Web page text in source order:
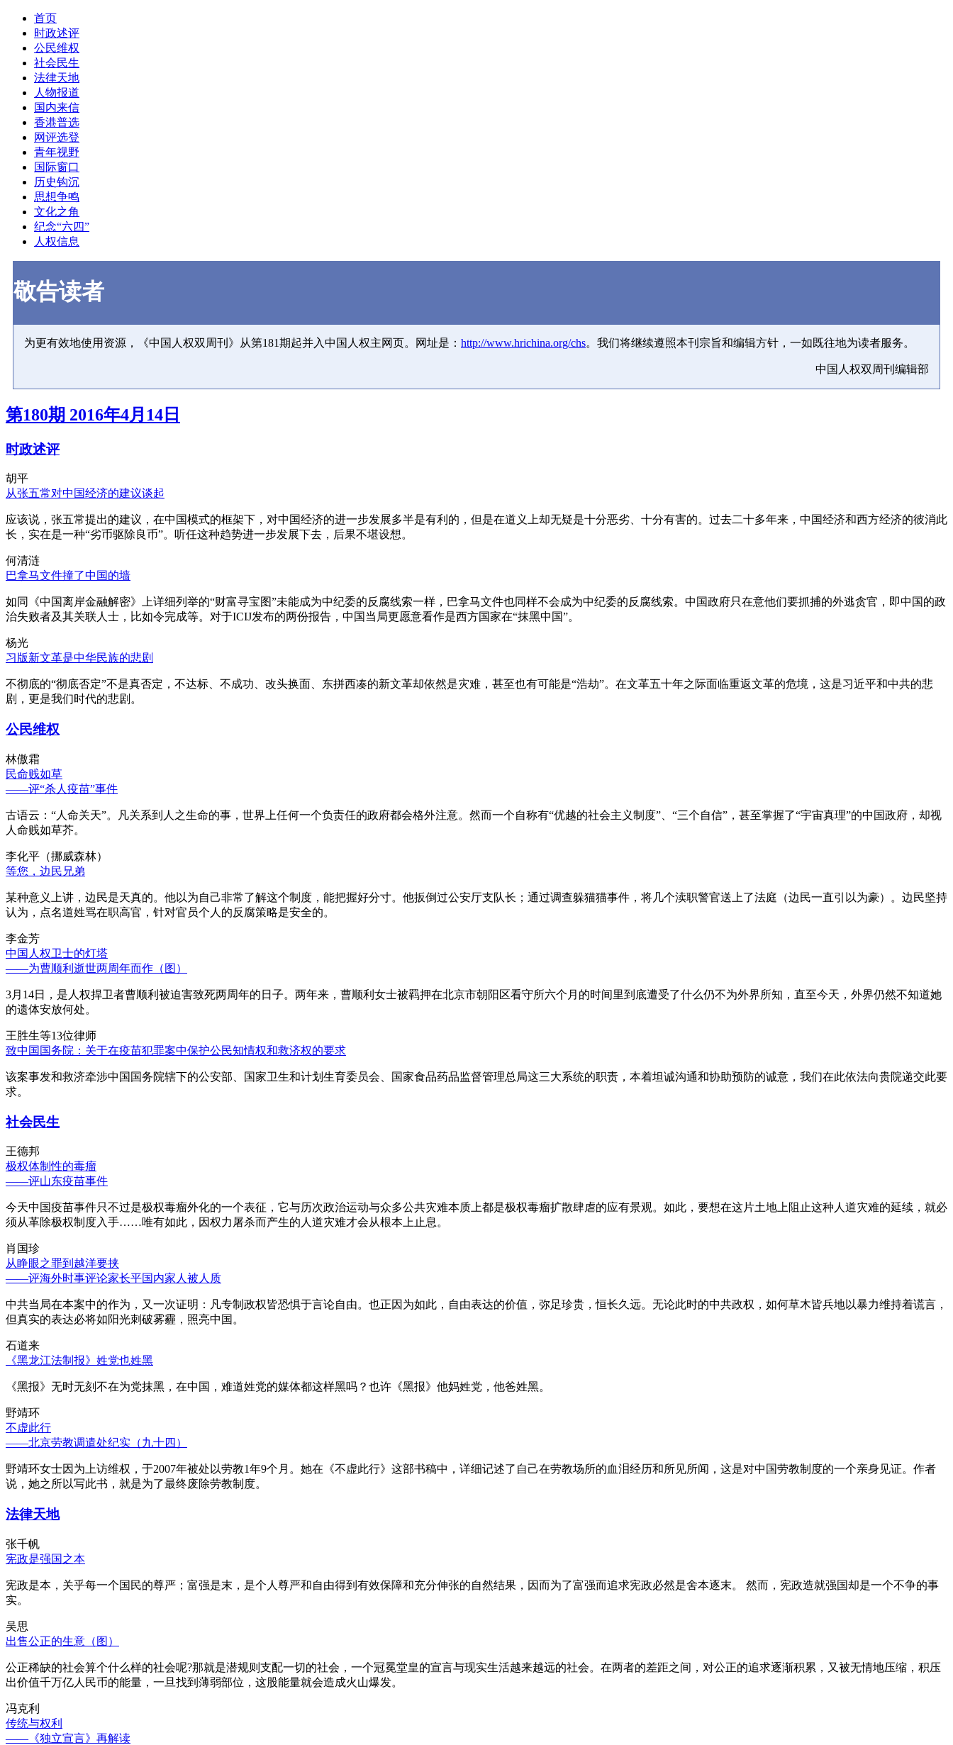
首页
时政述评
公民维权
社会民生
法律天地
人物报道
国内来信
香港普选
网评选登
青年视野
国际窗口
历史钩沉
思想争鸣
文化之角
纪念“六四”
人权信息
敬告读者
为更有效地使用资源，《中国人权双周刊》从第181期起并入中国人权主网页。网址是： http://www.hrichina.org/chs。我们将继续遵照本刊宗旨和编辑方针，一如既往地为读者服务。
中国人权双周刊编辑部
第180期 2016年4月14日
时政述评
胡平
从张五常对中国经济的建议谈起
应该说，张五常提出的建议，在中国模式的框架下，对中国经济的进一步发展多半是有利的，但是在道义上却无疑是十分恶劣、十分有害的。过去二十多年来，中国经济和西方经济的彼消此
长，实在是一种“劣币驱除良币”。听任这种趋势进一步发展下去，后果不堪设想。
何清涟
巴拿马文件撞了中国的墙
如同《中国离岸金融解密》上详细列举的“财富寻宝图”未能成为中纪委的反腐线索一样，巴拿马文件也同样不会成为中纪委的反腐线索。中国政府只在意他们要抓捕的外逃贪官，即中国的政
治失败者及其关联人士，比如令完成等。对于ICIJ发布的两份报告，中国当局更愿意看作是西方国家在“抹黑中国”。
杨光
习版新文革是中华民族的悲剧
不彻底的“彻底否定”不是真否定，不达标、不成功、改头换面、东拼西凑的新文革却依然是灾难，甚至也有可能是“浩劫”。在文革五十年之际面临重返文革的危境，这是习近平和中共的悲
剧，更是我们时代的悲剧。
公民维权
林傲霜
民命贱如草
——评“杀人疫苗”事件
古语云：“人命关天”。凡关系到人之生命的事，世界上任何一个负责任的政府都会格外注意。然而一个自称有“优越的社会主义制度”、“三个自信”，甚至掌握了“宇宙真理”的中国政府，却视
人命贱如草芥。
李化平（挪威森林）
等您，边民兄弟
某种意义上讲，边民是天真的。他以为自己非常了解这个制度，能把握好分寸。他扳倒过公安厅支队长；通过调查躲猫猫事件，将几个渎职警官送上了法庭（边民一直引以为豪）。边民坚持
认为，点名道姓骂在职高官，针对官员个人的反腐策略是安全的。
李金芳
中国人权卫士的灯塔
——为曹顺利逝世两周年而作（图）
3月14日，是人权捍卫者曹顺利被迫害致死两周年的日子。两年来，曹顺利女士被羁押在北京市朝阳区看守所六个月的时间里到底遭受了什么仍不为外界所知，直至今天，外界仍然不知道她
的遗体安放何处。
王胜生等13位律师
致中国国务院：关于在疫苗犯罪案中保护公民知情权和救济权的要求
该案事发和救济牵涉中国国务院辖下的公安部、国家卫生和计划生育委员会、国家食品药品监督管理总局这三大系统的职责，本着坦诚沟通和协助预防的诚意，我们在此依法向贵院递交此要
求。
社会民生
王德邦
极权体制性的毒瘤
——评山东疫苗事件
今天中国疫苗事件只不过是极权毒瘤外化的一个表征，它与历次政治运动与众多公共灾难本质上都是极权毒瘤扩散肆虐的应有景观。如此，要想在这片土地上阻止这种人道灾难的延续，就必
须从革除极权制度入手……唯有如此，因权力屠杀而产生的人道灾难才会从根本上止息。
肖国珍
从睁眼之罪到越洋要挟
——评海外时事评论家长平国内家人被人质
中共当局在本案中的作为，又一次证明：凡专制政权皆恐惧于言论自由。也正因为如此，自由表达的价值，弥足珍贵，恒长久远。无论此时的中共政权，如何草木皆兵地以暴力维持着谎言，
但真实的表达必将如阳光刺破雾霾，照亮中国。
石道来
《黑龙江法制报》姓党也姓黑
《黑报》无时无刻不在为党抹黑，在中国，难道姓党的媒体都这样黑吗？也许《黑报》他妈姓党，他爸姓黑。
野靖环
不虚此行
——北京劳教调遣处纪实（九十四）
野靖环女士因为上访维权，于2007年被处以劳教1年9个月。她在《不虚此行》这部书稿中，详细记述了自己在劳教场所的血泪经历和所见所闻，这是对中国劳教制度的一个亲身见证。作者
说，她之所以写此书，就是为了最终废除劳教制度。
法律天地
张千帆
宪政是强国之本
宪政是本，关乎每一个国民的尊严；富强是末，是个人尊严和自由得到有效保障和充分伸张的自然结果，因而为了富强而追求宪政必然是舍本逐末。 然而，宪政造就强国却是一个不争的事
实。
吴思
出售公正的生意（图）
公正稀缺的社会算个什么样的社会呢?那就是潜规则支配一切的社会，一个冠冕堂皇的宣言与现实生活越来越远的社会。在两者的差距之间，对公正的追求逐渐积累，又被无情地压缩，积压
出价值千万亿人民币的能量，一旦找到薄弱部位，这股能量就会造成火山爆发。
冯克利
传统与权利
——《独立宣言》再解读